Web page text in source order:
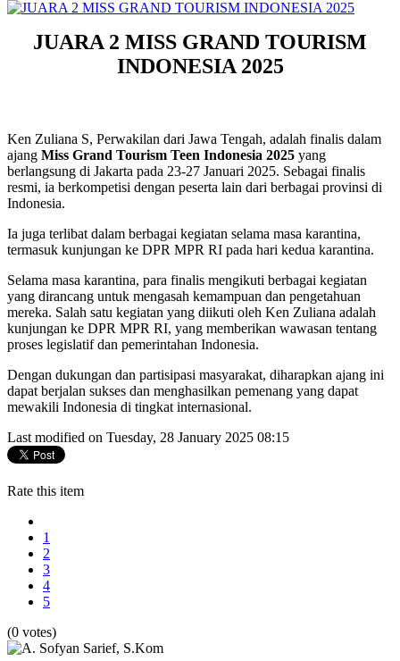
JUARA 2 MISS GRAND TOURISM
INDONESIA 2025
Ken Zuliana S, Perwakilan dari Jawa Tengah, adalah finalis dalam
ajang Miss Grand Tourism Teen Indonesia 2025 yang
berlangsung di Jakarta pada 23-27 Januari 2025. Sebagai finalis
resmi, ia berkompetisi dengan peserta lain dari berbagai provinsi di
Indonesia.
Ia juga terlibat dalam berbagai kegiatan selama masa karantina,
termasuk kunjungan ke DPR MPR RI pada hari kedua karantina.
Selama masa karantina, para finalis mengikuti berbagai kegiatan
yang dirancang untuk mengasah kemampuan dan pengetahuan
mereka. Salah satu kegiatan yang diikuti oleh Ken Zuliana adalah
kunjungan ke DPR MPR RI, yang memberikan wawasan tentang
proses legislatif dan pemerintahan Indonesia.
Dengan dukungan dan partisipasi masyarakat, diharapkan ajang ini
dapat berjalan sukses dan menghasilkan pemenang yang dapat
mewakili Indonesia di tingkat internasional.
Last modified on Tuesday, 28 January 2025 08:15
Rate this item
1
2
3
4
5
(0 votes)